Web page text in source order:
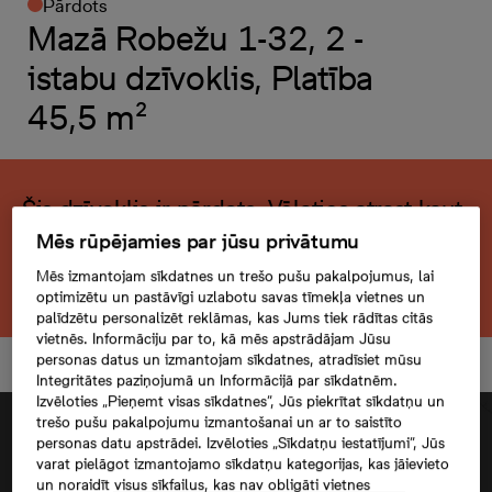
Pārdots
Mazā Robežu 1-32, 2 -
istabu dzīvoklis, Platība
45,5 m²
Šis dzīvoklis ir pārdots. Vēlaties atrast kaut
ko līdzīgu?
Meklēt citu dzīvokli
Mēs rūpējamies par jūsu privātumu
Mēs izmantojam sīkdatnes un trešo pušu pakalpojumus, lai
optimizētu un pastāvīgi uzlabotu savas tīmekļa vietnes un
palīdzētu personalizēt reklāmas, kas Jums tiek rādītas citās
vietnēs. Informāciju par to, kā mēs apstrādājam Jūsu
personas datus un izmantojam sīkdatnes, atradīsiet mūsu
Integritātes paziņojumā un Informācijā par sīkdatnēm.
Izvēloties „Pieņemt visas sīkdatnes”, Jūs piekrītat sīkdatņu un
trešo pušu pakalpojumu izmantošanai un ar to saistīto
personas datu apstrādei. Izvēloties „Sīkdatņu iestatījumi”, Jūs
varat pielāgot izmantojamo sīkdatņu kategorijas, kas jāievieto
un noraidīt visus sīkfailus, kas nav obligāti vietnes